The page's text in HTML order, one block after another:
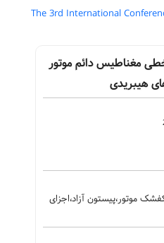
The 3rd International
مغناطیس دائم موتور
هیبریدی
موتور،پیستون آزاد،اجزای